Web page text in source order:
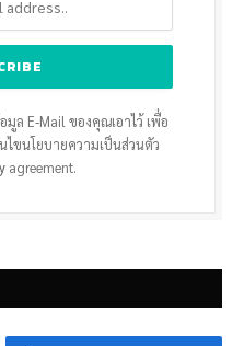
ล E-Mail ของคุณเอาไว้ เพื่อ
ไขนโยบายความเป็นส่วนตัว
agreement.